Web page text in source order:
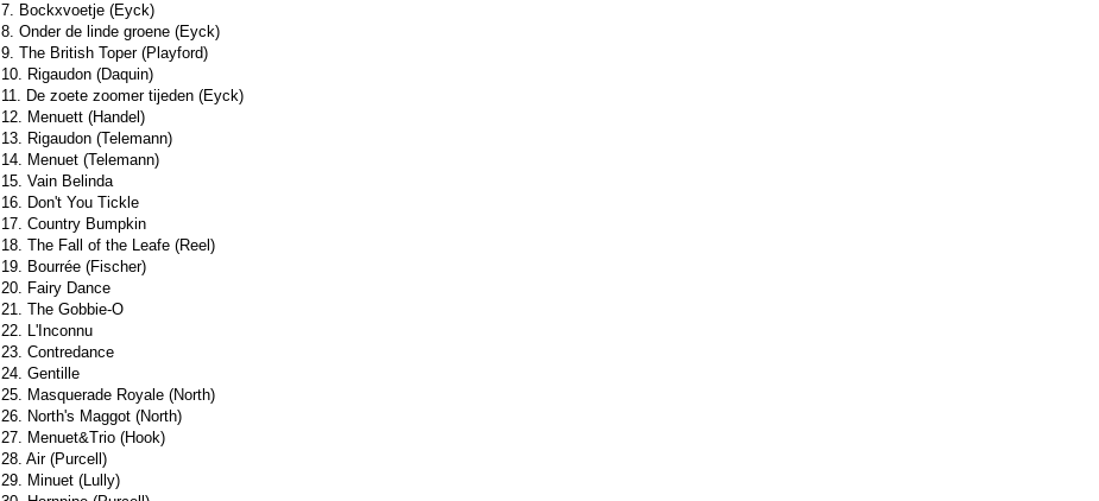
7. Bockxvoetje (Eyck)
8. Onder de linde groene (Eyck)
9. The British Toper (Playford)
10. Rigaudon (Daquin)
11. De zoete zoomer tijeden (Eyck)
12. Menuett (Handel)
13. Rigaudon (Telemann)
14. Menuet (Telemann)
15. Vain Belinda
16. Don't You Tickle
17. Country Bumpkin
18. The Fall of the Leafe (Reel)
19. Bourrée (Fischer)
20. Fairy Dance
21. The Gobbie-O
22. L'Inconnu
23. Contredance
24. Gentille
25. Masquerade Royale (North)
26. North's Maggot (North)
27. Menuet&Trio (Hook)
28. Air (Purcell)
29. Minuet (Lully)